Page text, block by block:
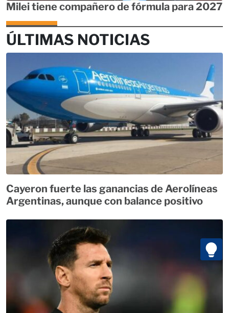
Milei tiene compañero de fórmula para 2027
ÚLTIMAS NOTICIAS
Cayeron fuerte las ganancias de Aerolíneas
Argentinas, aunque con balance positivo